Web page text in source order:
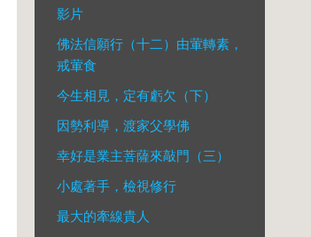
影片
佛法信願行（十二）由葷轉素，
戒葷食
今生相見，定有虧欠（下）
因勢利導，渡家父學佛
幸好是業主菩薩來敲門（三）
小處著手，檢視修行
最大的牽線貴人